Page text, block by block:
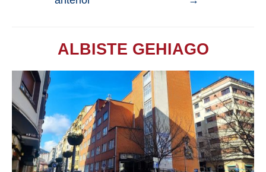
ALBISTE GEHIAGO